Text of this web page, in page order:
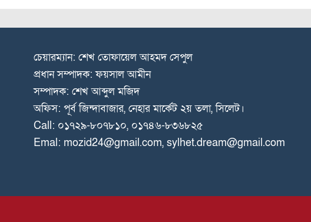
চেয়ারম্যান: শেখ তোফায়েল আহমদ সেপুল
প্রধান সম্পাদক: ফয়সাল আমীন
সম্পাদক: শেখ আব্দুল মজিদ
অফিস: পূর্ব জিন্দাবাজার, নেহার মার্কেট ২য় তলা, সিলেট।
Call: ০১৭২৯-৮০৭৮১০, ০১৭৪৬-৮৩৬৮২৫
Emal: mozid24@gmail.com, sylhet.dream@gmail.com